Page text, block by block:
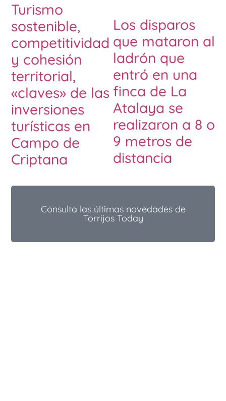
Turismo
sostenible,
competitividad
y cohesión
territorial,
«claves» de las
inversiones
turísticas en
Campo de
Criptana
Los disparos
que mataron al
ladrón que
entró en una
finca de La
Atalaya se
realizaron a 8 o
9 metros de
distancia
Consulta las últimas novedades de
Torrijos Today